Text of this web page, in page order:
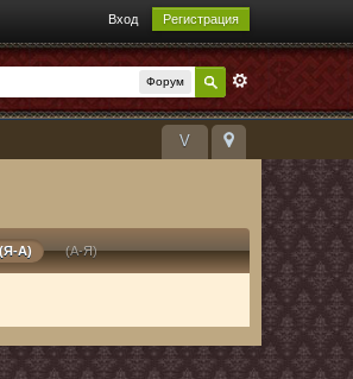
Вход Регистрация
Форум
V
(Я-А) (А-Я)